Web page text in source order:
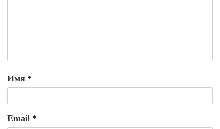
Имя *
Email *